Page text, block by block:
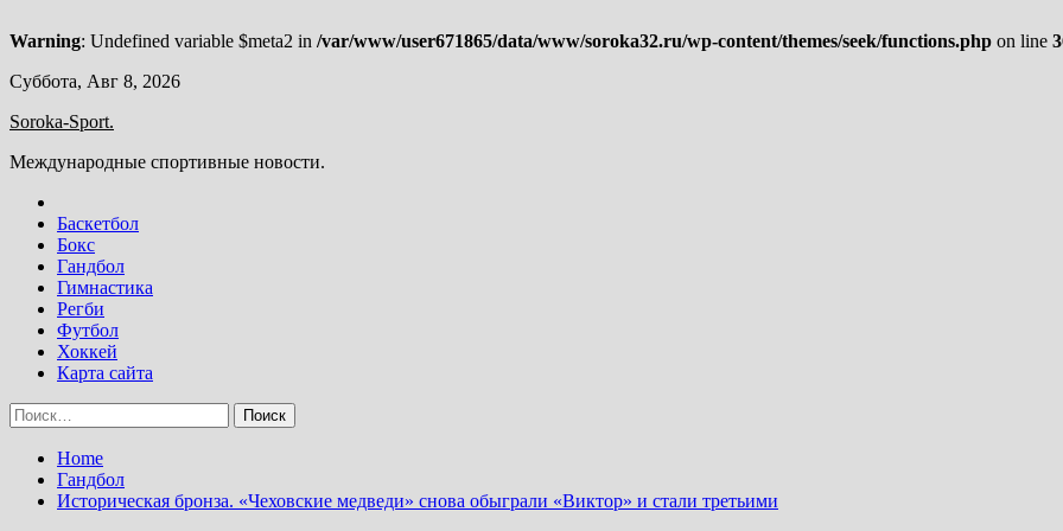
Warning: Undefined variable $meta2 in /var/www/user671865/data/www/soroka32.ru/wp-content/themes/seek/functions.php on line
Skip
content
Суббота, Авг 8, 2026
Soroka-Sport.
Международные спортивные новости.
Баскетбол
Бокс
Гандбол
Гимнастика
Регби
Футбол
Хоккей
Карта сайта
Найти:
Home
Гандбол
Историческая бронза. «Чеховские медведи» снова обыграли «Виктор» и стали третьими